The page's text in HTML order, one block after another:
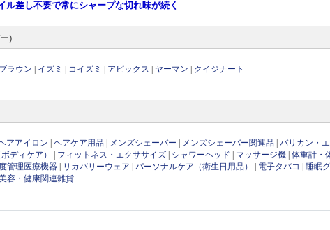
差し不要で常にシャープな切れ味が続く
）
ブラウン イズミ コイズミ アピックス ヤーマン クイジナート
アアイロン |ヘアケア用品 メンズシェーバー メンズシェーバー関連品 |バリカン・
ディケア） フィットネス・エクササイズ シャワーヘッド マッサージ機 |体重計・
管理医療機器 リカバリーウェア |パーソナルケア（衛生日用品） 電子タバコ 睡眠
容・健康関連雑貨